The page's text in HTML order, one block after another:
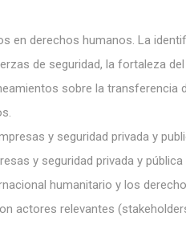
en derechos humanos. La
de seguridad, la fortaleza
sobre la transferencia
y seguridad privada y
y seguridad privada y
humanitario y los
actores relevantes